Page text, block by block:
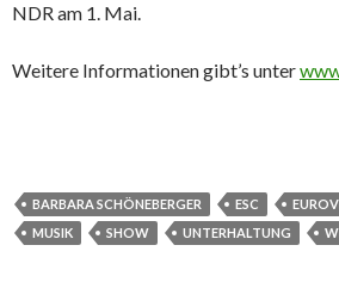
NDR am 1. Mai.
Weitere Informationen gibt’s unter
BARBARA SCHÖNEBERGER ESC
MUSIK
SHOW UNTERHALTUNG